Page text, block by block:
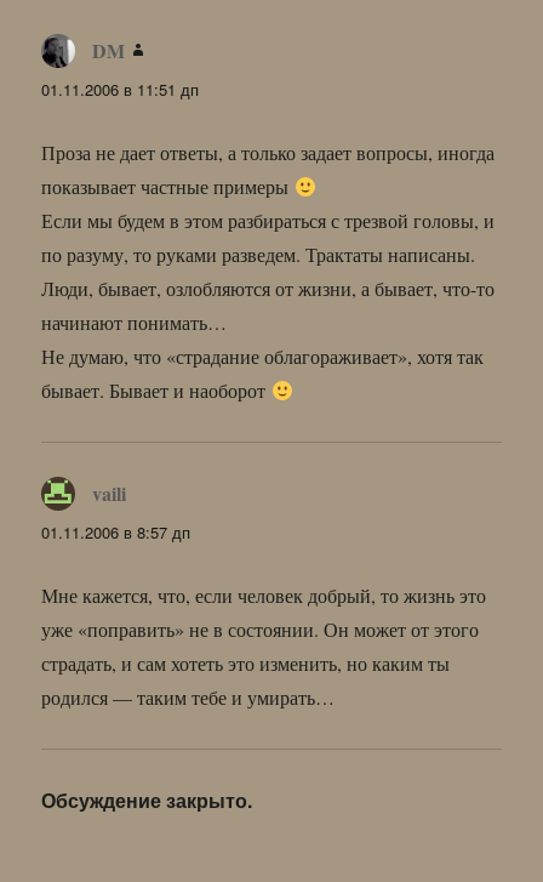
DM
01.11.2006 в 11:51 дп
Проза не дает ответы, а только задает вопросы, иногда
показывает частные примеры
Если мы будем в этом разбираться с трезвой головы, и
по разуму, то руками разведем. Трактаты написаны.
Люди, бывает, озлобляются от жизни, а бывает, что-то
начинают понимать…
Не думаю, что «страдание облагораживает», хотя так
бывает. Бывает и наоборот
vaili
01.11.2006 в 8:57 дп
Мне кажется, что, если человек добрый, то жизнь это
уже «поправить» не в состоянии. Он может от этого
страдать, и сам хотеть это изменить, но каким ты
родился — таким тебе и умирать…
Обсуждение закрыто.